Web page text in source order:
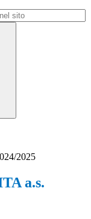
2025
a.s.